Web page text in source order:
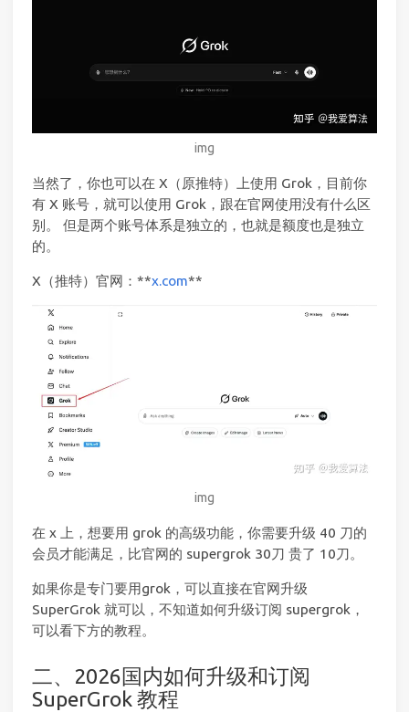
img
当然了，你也可以在 X（原推特）上使用 Grok，目前你
有 X 账号，就可以使用 Grok，跟在官网使用没有什么区
别。 但是两个账号体系是独立的，也就是额度也是独立
的。
X（推特）官网：**x.com**
img
在 x 上，想要用 grok 的高级功能，你需要升级 40 刀的
会员才能满足，比官网的 supergrok 30刀 贵了 10刀。
如果你是专门要用grok，可以直接在官网升级
SuperGrok 就可以，不知道如何升级订阅 supergrok，
可以看下方的教程。
二、2026国内如何升级和订阅
SuperGrok 教程